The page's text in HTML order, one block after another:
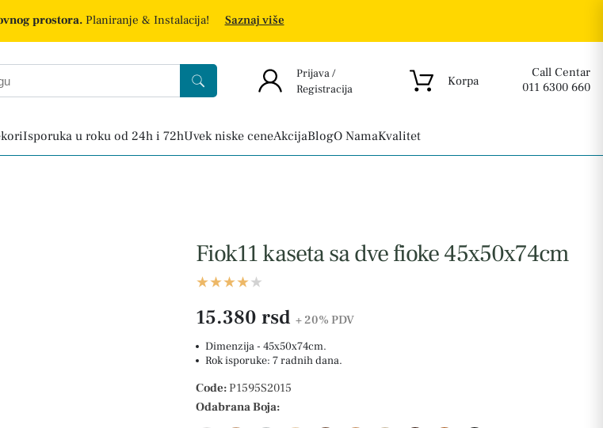
prostora.Planiranje & Instalacija! Saznaj više
Prijava /
Registracija
Korpa
Call Centar
011 6300 660
Isporuka u roku od 24h i 72hUvek niske ceneAkcijaBlogO NamaKvalitet
Fiok11 kaseta sa dve fioke 45x50x74cm
15.380 rsd + 20% PDV
Dimenzija - 45x50x74cm.
Rok isporuke: 7 radnih dana.
Code: P1595S2015
Odabrana Boja: